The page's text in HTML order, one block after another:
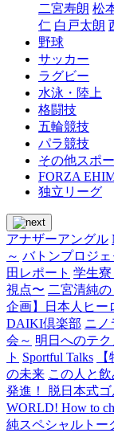
二宮寿朗 松
仁 白戸太朗
野球
サッカー
ラグビー
水泳・陸上
格闘技
五輪競技
パラ競技
その他スポ
FORZA
独立リーグ
アナザーアングル
～ バトンプロジェ
田レポート 学生
視点〜 二宮清純
企画】日本人ヒ
DAIKI倶楽部 ニノ
会～ 明日へのテク
ト Sportful Talks
の未来 この人と
発進！ 脱日本式
WORLD! How to
純スペシャルトー